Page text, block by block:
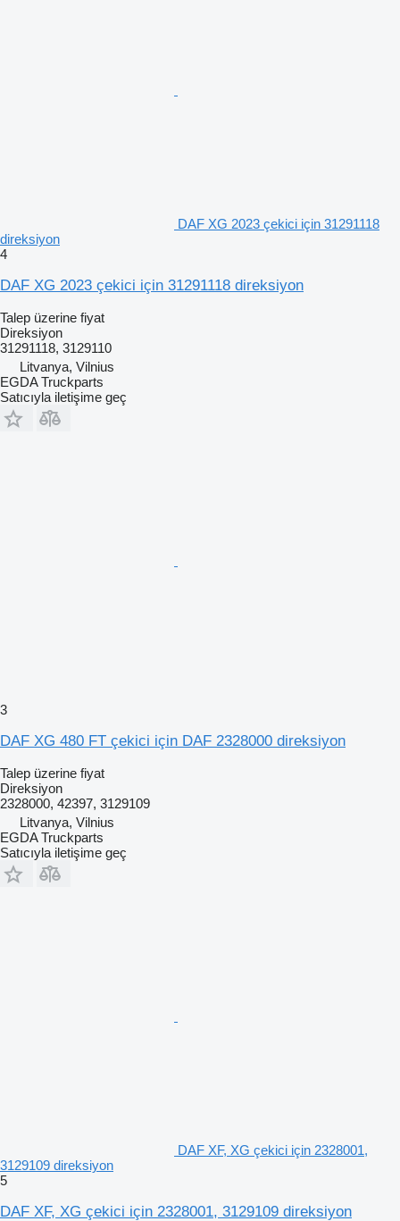
DAF XG 2023 çekici için 31291118
direksiyon
4
DAF XG 2023 çekici için 31291118 direksiyon
Talep üzerine fiyat
Direksiyon
31291118, 3129110
Litvanya, Vilnius
EGDA Truckparts
Satıcıyla iletişime geç
3
DAF XG 480 FT çekici için DAF 2328000 direksiyon
Talep üzerine fiyat
Direksiyon
2328000, 42397, 3129109
Litvanya, Vilnius
EGDA Truckparts
Satıcıyla iletişime geç
DAF XF, XG çekici için 2328001,
3129109 direksiyon
5
DAF XF, XG çekici için 2328001, 3129109 direksiyon